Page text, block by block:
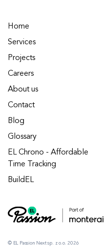
© EL Passion Next sp. z o.o. 2026
Home
Services
Projects
Careers
About us
Contact
Blog
Glossary
EL Chrono - Affordable
Time Tracking
BuildEL